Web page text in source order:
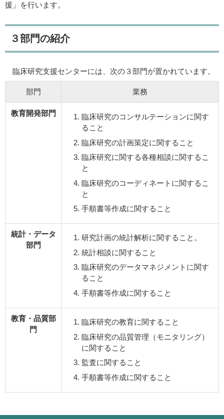
援」を行います。
３部門の紹介
臨床研究支援センターには、次の３部門が置かれています。
部門 業務
教育開発部門
臨床研究のコンサルテーションに関す
ること
臨床研究の計画策定に関すること
臨床研究に関する各種相談に関するこ
と
臨床研究のコーディネートに関するこ
と
手順書等作成に関すること
統計・データ
部門
研究計画の統計解析に関すること。
統計相談に関すること
臨床研究のデータマネジメントに関す
ること
手順書等作成に関すること
教育・品質部
門
臨床研究の教育に関すること
臨床研究の品質管理（モニタリング）
に関すること
監査に関すること
手順書等作成に関すること